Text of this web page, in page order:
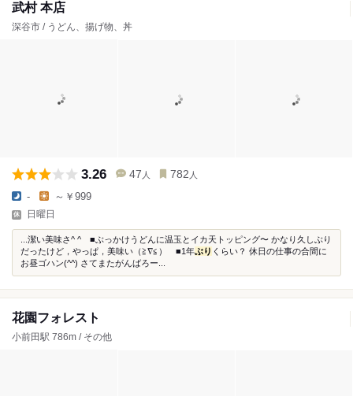
武村 本店
深谷市 / うどん、揚げ物、丼
3.26 47 人 782 人
- ～￥999
日曜日
...潔い美味さ^ ^ ■ぶっかけうどんに温玉とイカ天トッピング〜 かなり久しぶり
だったけど，やっぱ，美味い（≧∇≦） ■1年ぶり くらい？ 休日の仕事の合間に
お昼ゴハン(^^) さてまたがんばろー...
花園フォレスト
小前田駅 786m / その他